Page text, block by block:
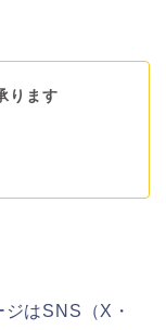
ります
はSNS（X・